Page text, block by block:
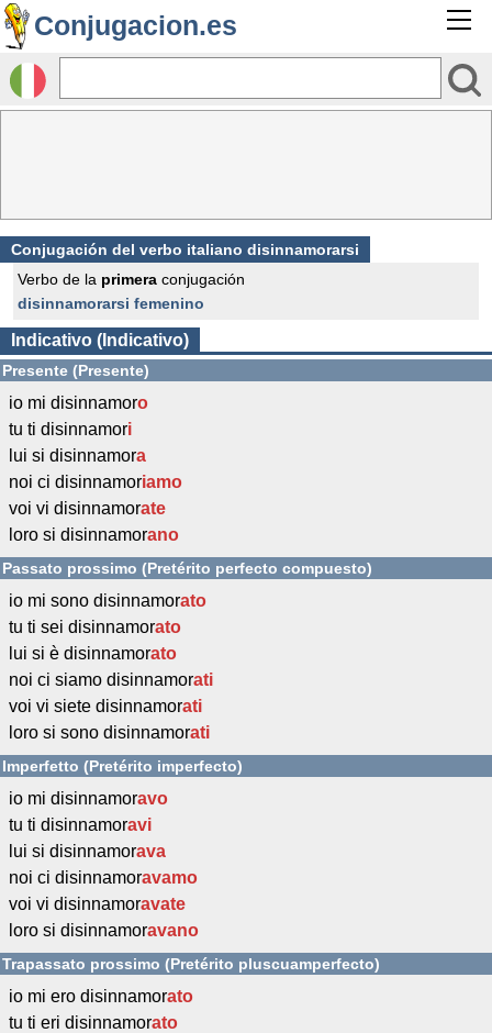
Conjugacion.es
Conjugación del verbo italiano disinnamorarsi
Verbo de la primera conjugación
disinnamorarsi femenino
Indicativo (Indicativo)
Presente (Presente)
io mi disinnamoro
tu ti disinnamori
lui si disinnamora
noi ci disinnamoriamo
voi vi disinnamorate
loro si disinnamorano
Passato prossimo (Pretérito perfecto compuesto)
io mi sono disinnamorato
tu ti sei disinnamorato
lui si è disinnamorato
noi ci siamo disinnamorati
voi vi siete disinnamorati
loro si sono disinnamorati
Imperfetto (Pretérito imperfecto)
io mi disinnamoravo
tu ti disinnamoravi
lui si disinnamorava
noi ci disinnamoravamo
voi vi disinnamoravate
loro si disinnamoravano
Trapassato prossimo (Pretérito pluscuamperfecto)
io mi ero disinnamorato
tu ti eri disinnamorato